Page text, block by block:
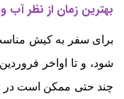
بهترین زمان از نظر آب
برای سفر به کیش
شود، و تا اواخر
چند حتی ممکن است در